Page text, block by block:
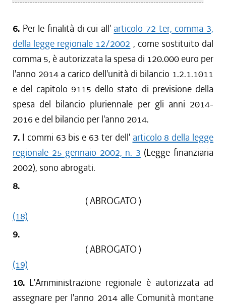
6. Per le finalità di cui all' articolo 72 ter, comma 3,
della legge regionale 12/2002 , come sostituito dal
comma 5, è autorizzata la spesa di 120.000 euro per
l'anno 2014 a carico dell'unità di bilancio 1.2.1.1011
e del capitolo 9115 dello stato di previsione della
spesa del bilancio pluriennale per gli anni 2014-
2016 e del bilancio per l'anno 2014.
7. I commi 63 bis e 63 ter dell' articolo 8 della legge
regionale 25 gennaio 2002, n. 3 (Legge finanziaria
2002), sono abrogati.
8.
( ABROGATO )
(18)
9.
( ABROGATO )
(19)
10. L'Amministrazione regionale è autorizzata ad
assegnare per l'anno 2014 alle Comunità montane